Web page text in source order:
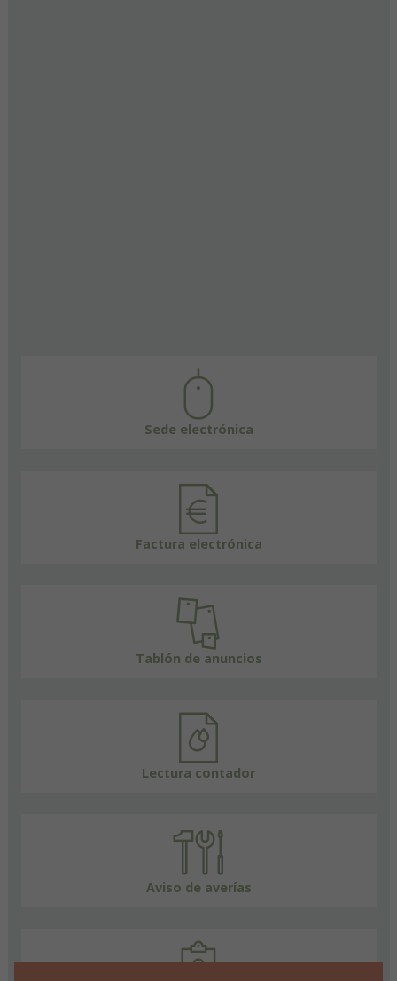
Sede electrónica
Factura electrónica
Tablón de anuncios
Lectura contador
Aviso de averías